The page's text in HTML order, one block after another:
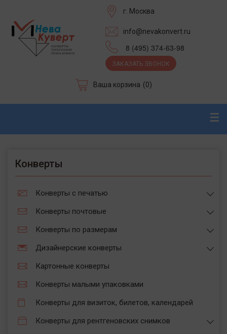
г. Москва
info@nevakonvert.ru
8 (495) 374-63-98
ЗАКАЗАТЬ ЗВОНОК
Ваша корзина (0)
☰
Конверты
Конверты с печатью
Конверты почтовые
Конверты по размерам
Дизайнерские конверты
Картонные конверты
Конверты малыми упаковками
Конверты для визиток, билетов, календарей
Конверты для рентгеновских снимков